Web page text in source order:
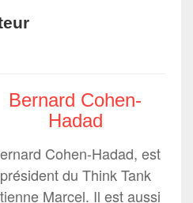
Bernard Cohen-
Hadad
Cohen-Hadad, est
président du Think Tank
Marcel. Il est aussi